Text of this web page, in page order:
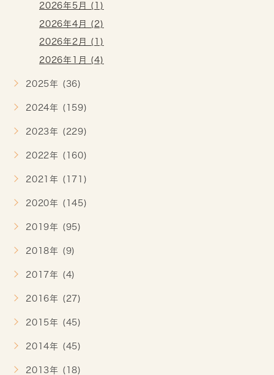
2026年5月 (1)
2026年4月 (2)
2026年2月 (1)
2026年1月 (4)
2025年 (36)
2024年 (159)
2023年 (229)
2022年 (160)
2021年 (171)
2020年 (145)
2019年 (95)
2018年 (9)
2017年 (4)
2016年 (27)
2015年 (45)
2014年 (45)
2013年 (18)